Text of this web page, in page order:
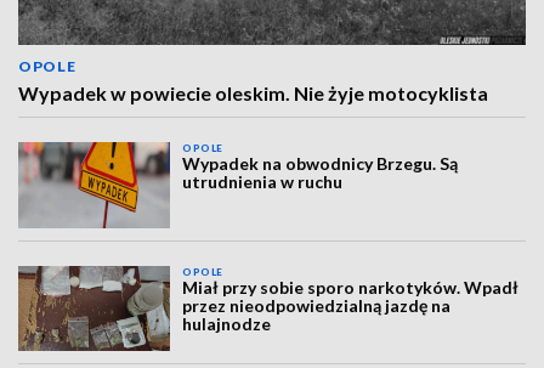
OPOLE
Wypadek w powiecie oleskim. Nie żyje motocyklista
OPOLE
Wypadek na obwodnicy Brzegu. Są
utrudnienia w ruchu
OPOLE
Miał przy sobie sporo narkotyków. Wpadł
przez nieodpowiedzialną jazdę na
hulajnodze